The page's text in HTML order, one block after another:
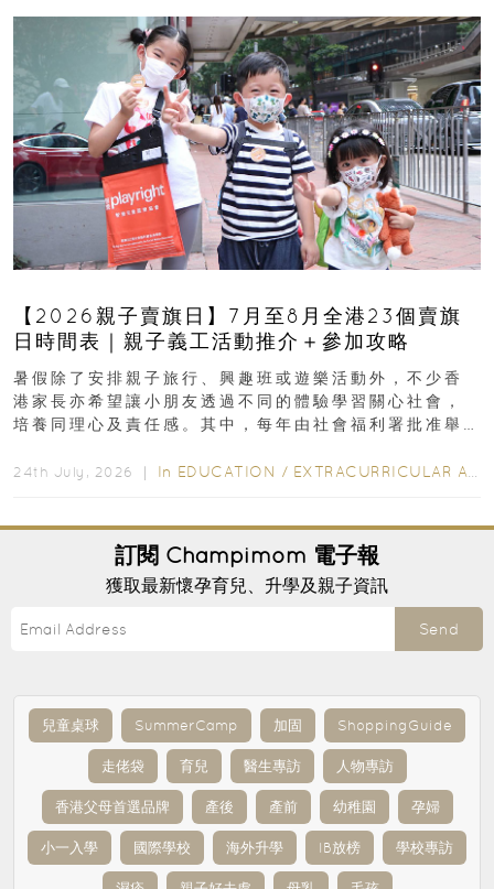
【2026親子賣旗日】7月至8月全港23個賣旗
日時間表｜親子義工活動推介＋參加攻略
暑假除了安排親子旅行、興趣班或遊樂活動外，不少香
港家長亦希望讓小朋友透過不同的體驗學習關心社會，
培養同理心及責任感。其中，每年由社會福利署批准舉
24th July, 2026 ｜ In EDUCATION / EXTRACURRICULAR ACTIVITIES
訂閱 Champimom 電子報
獲取最新懷孕育兒、升學及親子資訊
Send
兒童桌球 SummerCamp 加固 ShoppingGuide
走佬袋 育兒 醫生專訪 人物專訪
香港父母首選品牌 產後 產前 幼稚園 孕婦
小一入學 國際學校 海外升學 IB放榜 學校專訪